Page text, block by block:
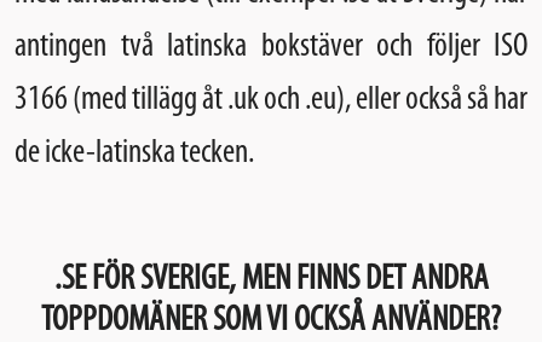
antingen två latinska bokstäver och följer ISO
3166 (med tillägg åt .uk och .eu), eller också så har
de icke-latinska tecken.
.SE FÖR SVERIGE, MEN FINNS DET ANDRA
TOPPDOMÄNER SOM VI OCKSÅ ANVÄNDER?